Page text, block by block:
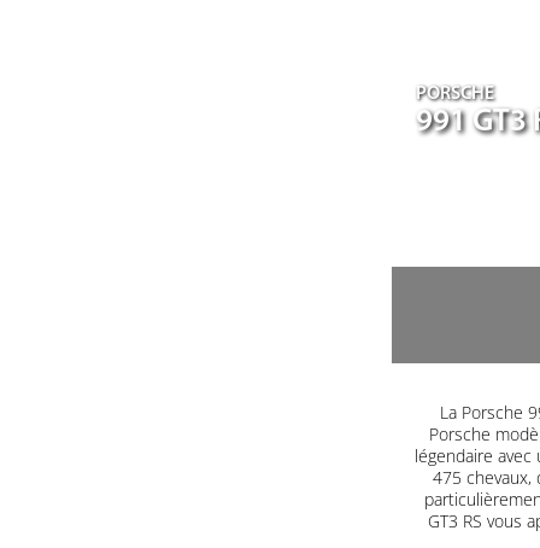
PORSCHE
991 GT3
La Porsche
Porsche
légendaire
475
GT3 RS vous